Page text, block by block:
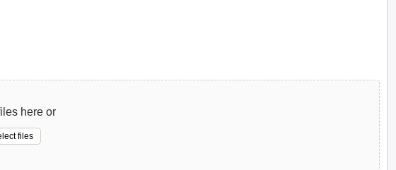
here or
files